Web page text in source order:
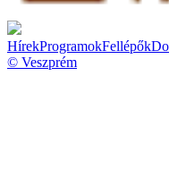
HírekProgramokFellépők
© Veszprém